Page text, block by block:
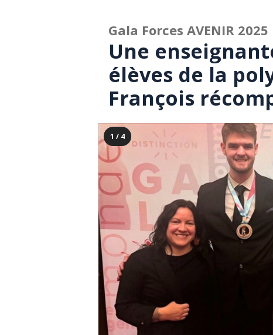
Gala Forces AVENIR 2025
Une
élèves de la
François
1 / 4